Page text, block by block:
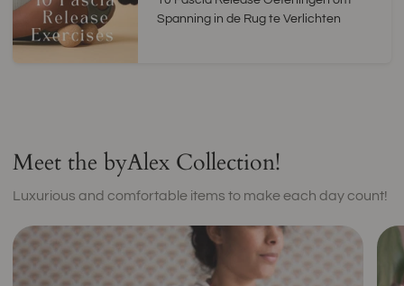
Spanning in de Rug te Verlichten
Meet the byAlex Collection!
Luxurious and comfortable items to make each day count!